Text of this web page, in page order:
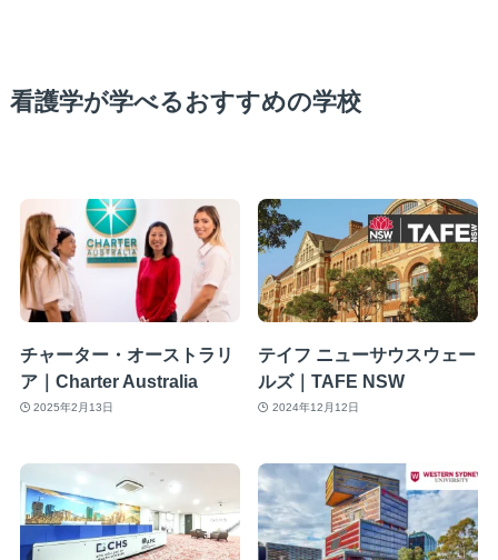
看護学が学べるおすすめの学校
チャーター・オーストラリ
ア｜Charter Australia
2025年2月13日
テイフ ニューサウスウェー
ルズ｜TAFE NSW
2024年12月12日